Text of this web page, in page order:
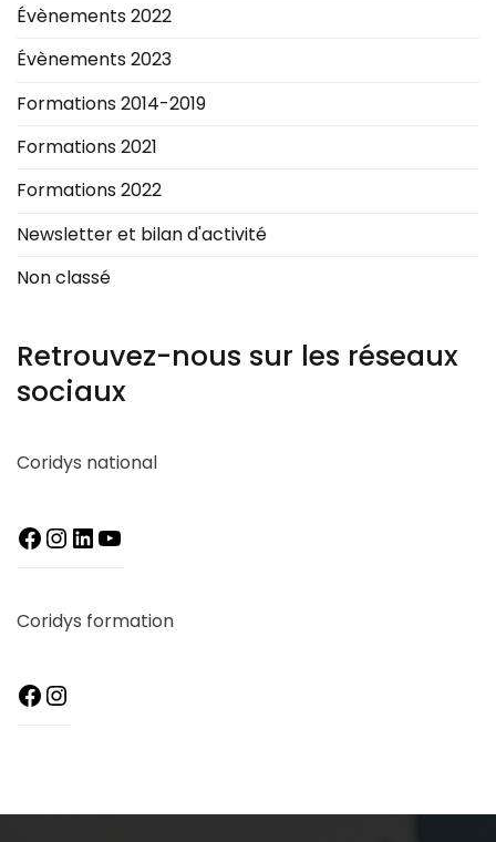
Évènements 2022
Évènements 2023
Formations 2014-2019
Formations 2021
Formations 2022
Newsletter et bilan d'activité
Non classé
Retrouvez-nous sur les réseaux
sociaux
Coridys national
Coridys formation